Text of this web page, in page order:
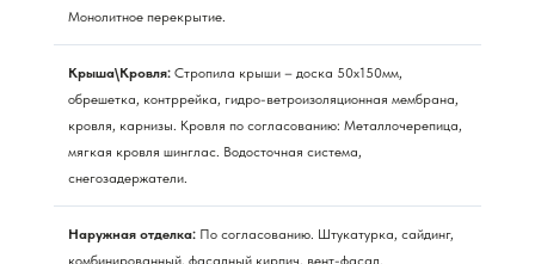
Монолитное перекрытие.
Крыша\Кровля: Стропила крыши – доска 50х150мм,
обрешетка, контррейка, гидро-ветроизоляционная мембрана,
кровля, карнизы. Кровля по согласованию: Металлочерепица,
мягкая кровля шинглас. Водосточная система,
снегозадержатели.
Наружная отделка: По согласованию. Штукатурка, сайдинг,
комбинированный, фасадный кирпич, вент-фасад.